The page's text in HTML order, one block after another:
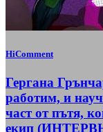
HiComment
Гергана
работим, и
част от пътя,
екип